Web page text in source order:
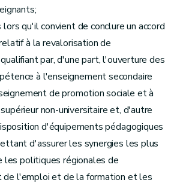
qu'il convient de conclure un accord
à la revalorisation de
par, d'une part, l'ouverture des
à l'enseignement secondaire
de promotion sociale et à
non-universitaire et, d'autre
d'équipements pédagogiques
d'assurer les synergies les plus
les politiques régionales de
l'emploi et de la formation et les